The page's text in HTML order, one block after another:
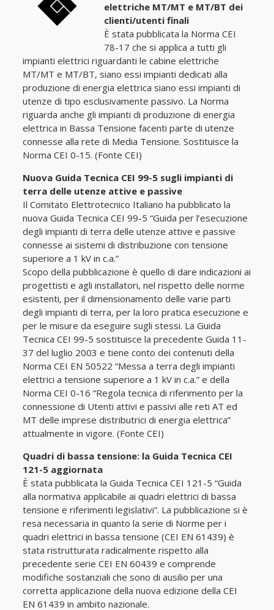
elettriche MT/MT e MT/BT dei
clienti/utenti finali
È stata pubblicata la Norma CEI
78-17 che si applica a tutti gli
impianti elettrici riguardanti le cabine elettriche
MT/MT e MT/BT, siano essi impianti dedicati alla
produzione di energia elettrica siano essi impianti di
utenze di tipo esclusivamente passivo. La Norma
riguarda anche gli impianti di produzione di energia
elettrica in Bassa Tensione facenti parte di utenze
connesse alla rete di Media Tensione. Sostituisce la
Norma CEI 0-15. (Fonte CEI)
Nuova Guida Tecnica CEI 99-5 sugli impianti di
terra delle utenze attive e passive
Il Comitato Elettrotecnico Italiano ha pubblicato la
nuova Guida Tecnica CEI 99-5 “Guida per l’esecuzione
degli impianti di terra delle utenze attive e passive
connesse ai sistemi di distribuzione con tensione
superiore a 1 kV in c.a.”
Scopo della pubblicazione è quello di dare indicazioni ai
progettisti e agli installatori, nel rispetto delle norme
esistenti, per il dimensionamento delle varie parti
degli impianti di terra, per la loro pratica esecuzione e
per le misure da eseguire sugli stessi. La Guida
Tecnica CEI 99-5 sostituisce la precedente Guida 11-
37 del luglio 2003 e tiene conto dei contenuti della
Norma CEI EN 50522 “Messa a terra degli impianti
elettrici a tensione superiore a 1 kV in c.a.” e della
Norma CEI 0-16 “Regola tecnica di riferimento per la
connessione di Utenti attivi e passivi alle reti AT ed
MT delle imprese distributrici di energia elettrica”
attualmente in vigore. (Fonte CEI)
Quadri di bassa tensione: la Guida Tecnica CEI
121-5 aggiornata
È stata pubblicata la Guida Tecnica CEI 121-5 “Guida
alla normativa applicabile ai quadri elettrici di bassa
tensione e riferimenti legislativi”. La pubblicazione si è
resa necessaria in quanto la serie di Norme per i
quadri elettrici in bassa tensione (CEI EN 61439) è
stata ristrutturata radicalmente rispetto alla
precedente serie CEI EN 60439 e comprende
modifiche sostanziali che sono di ausilio per una
corretta applicazione della nuova edizione della CEI
EN 61439 in ambito nazionale.